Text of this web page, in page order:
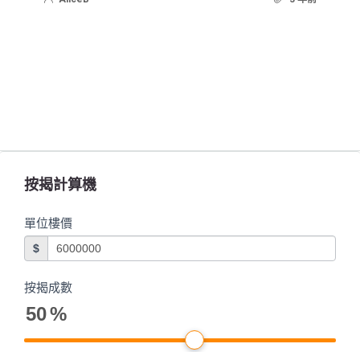
按揭計算機
單位樓價
$
按揭成數
50%